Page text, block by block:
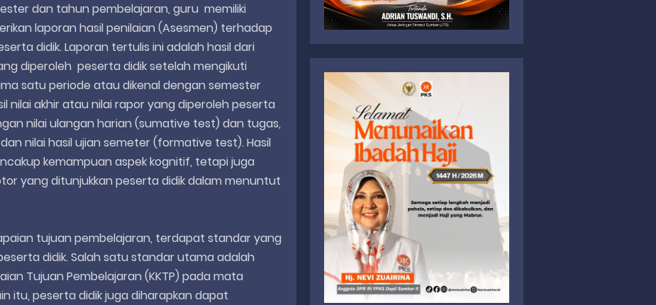
dan tahun pembelajaran, guru memiliki
laporan hasil penilaian (Asesmen) terhadap
didik. Laporan tertulis ini adalah hasil dari
diperoleh peserta didik setelah mengikuti
satu periode atau dikenal dengan semester
nilai akhir atau nilai rapor yang diperoleh peserta
nilai ulangan harian (sumative test) dan tugas,
nilai hasil ujian semeter (formative test). Hasil
kemampuan aspek kognitif, tetapi juga
yang ditunjukkan peserta didik dalam menuntut
tujuan pembelajaran, terdapat standar yang
didik. Salah satu standar utama adalah
Tujuan Pembelajaran (KKTP) pada mata
itu, peserta didik juga diharapkan dapat